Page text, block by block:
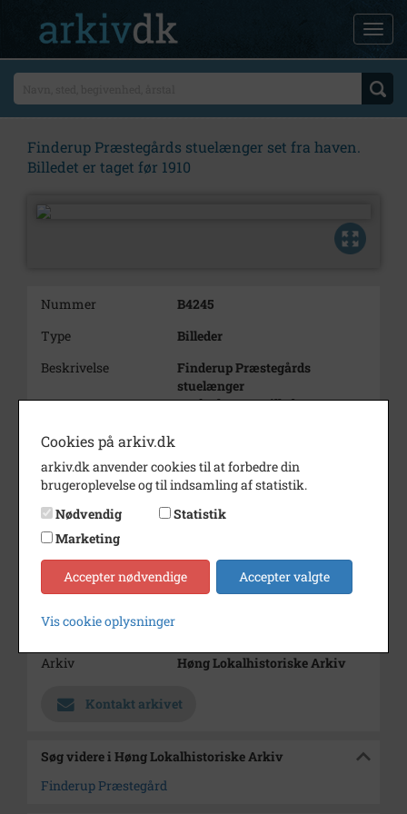
Finderup Præstegårds stuelænger set fra haven.
Billedet er taget før 1910
Nummer
B4245
Type
Billeder
Beskrivelse
Finderup Præstegårds
stuelænger
set fra haven. Billedet er taget
Periode
Dateringsnote
før 1910
Fotograf
Ukendt
Se på kort
Type
Sogn (1000-2050)
Enhed
Arkiv
Høng Lokalhistoriske Arkiv
Kontakt arkivet
Søg videre i Høng Lokalhistoriske Arkiv
Finderup Præstegård
Cookies på arkiv.dk
arkiv.dk anvender cookies til at forbedre din
brugeroplevelse og til indsamling af statistik.
Nødvendig
Statistik
Marketing
Accepter nødvendige Accepter valgte
Vis cookie oplysninger